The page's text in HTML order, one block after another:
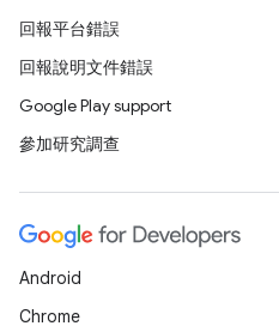
回報平台錯誤
回報說明文件錯誤
Google Play support
參加研究調查
Android
Chrome